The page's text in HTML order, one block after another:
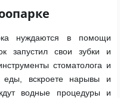
нуждаются в помощи
запустил свои зубки и
стоматолога и
еды, вскроете нарывы и
водные процедуры и